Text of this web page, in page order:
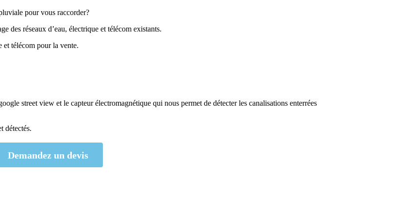
pour vous raccorder?
des réseaux d’eau, électrique et télécom existants.
et télécom pour la vente.
street view et le capteur électromagnétique qui nous permet de détecter les canalisations enterrées
détectés.
Demandez un devis